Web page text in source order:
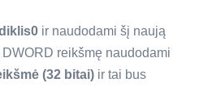
ir naudodami šį naują
reikšmę naudodami
(32 bitai) ir tai bus